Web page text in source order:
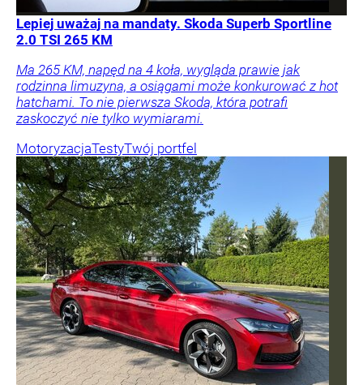
Lepiej uważaj na mandaty. Skoda Superb Sportline
2.0 TSI 265 KM
Ma 265 KM, napęd na 4 koła, wygląda prawie jak
rodzinna limuzyna, a osiągami może konkurować z hot
hatchami. To nie pierwsza Skoda, która potrafi
zaskoczyć nie tylko wymiarami.
MotoryzacjaTestyTwój portfel